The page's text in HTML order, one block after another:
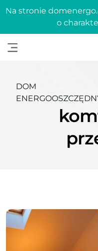
Na stronie
o
DOM